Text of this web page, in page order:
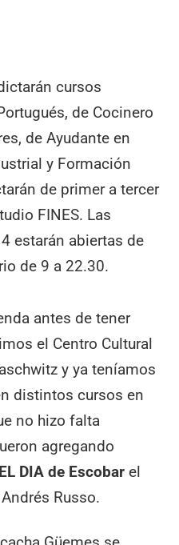
cursos
de Cocinero
de Ayudante en
y Formación
de primer a tercer
FINES. Las
estarán abiertas de
de 9 a 22.30.
antes de tener
el Centro Cultural
y ya teníamos
distintos cursos en
no hizo falta
agregando
EL DIA de Escobar el
Russo.